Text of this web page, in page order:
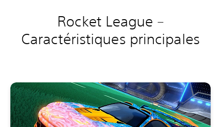
Rocket League –
Caractéristiques principales